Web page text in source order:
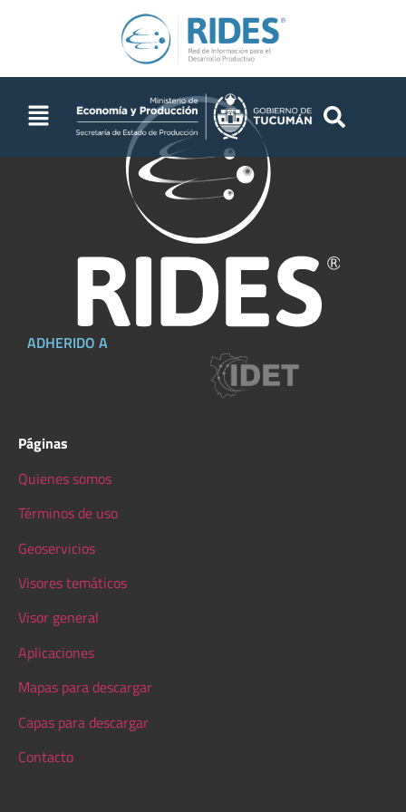
ADHERIDO A
Páginas
Quienes somos
Términos de uso
Geoservicios
Visores temáticos
Visor general
Aplicaciones
Mapas para descargar
Capas para descargar
Contacto